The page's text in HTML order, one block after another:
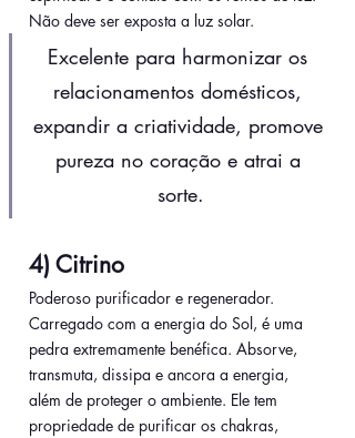
Não deve ser exposta a luz solar.
Excelente para harmonizar os
relacionamentos domésticos,
expandir a criatividade, promove
pureza no coração e atrai a
sorte.
4) Citrino
Poderoso purificador e regenerador.
Carregado com a energia do Sol, é uma
pedra extremamente benéfica. Absorve,
transmuta, dissipa e ancora a energia,
além de proteger o ambiente. Ele tem
propriedade de purificar os chakras,